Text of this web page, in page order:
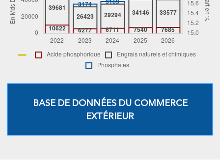
BASE DE DONNÉES DU COMMERCE
EXTÉRIEUR